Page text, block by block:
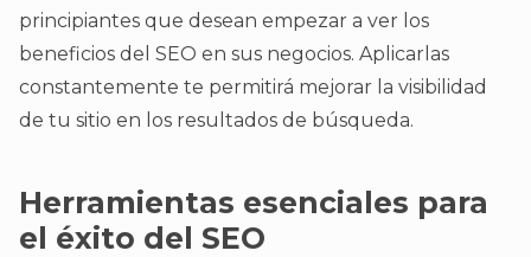
principiantes que desean empezar a ver los
beneficios del SEO en sus negocios. Aplicarlas
constantemente te permitirá mejorar la visibilidad
de tu sitio en los resultados de búsqueda.
Herramientas esenciales para
el éxito del SEO